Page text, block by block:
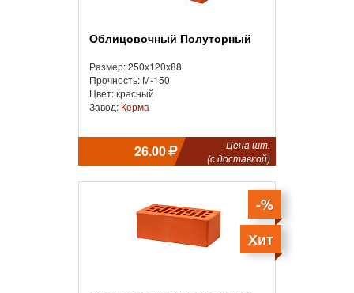
Облицовочный Полуторный
Размер: 250x120x88
Прочность: М-150
Цвет: красный
Завод: Керма
26.00
Цена шт.
(с доставкой)
-%
Хит